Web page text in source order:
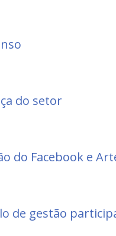
do setor
do Facebook e
de gestão